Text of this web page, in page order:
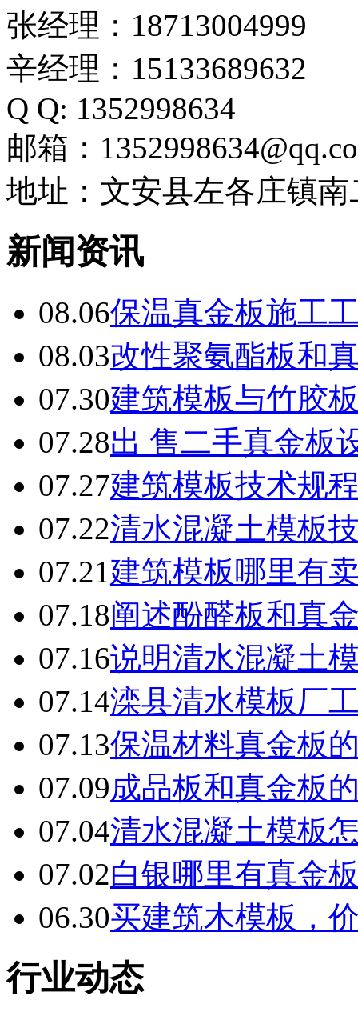
张经理：18713004999
辛经理：15133689632
Q Q: 1352998634
邮箱：
地址：文安县左各庄镇
新闻资讯
08.06保温真金板施工
08.03改性聚氨酯板和
07.30建筑模板与竹胶
07.28出 售二手真金板
07.27建筑模板技术规
07.22清水混凝土模板
07.21建筑模板哪里有
07.18阐述酚醛板和真
07.16说明清水混凝土
07.14滦县清水模板厂
07.13保温材料真金板
07.09成品板和真金板
07.04清水混凝土模板
07.02白银哪里有真金
06.30买建筑木模板，
行业动态